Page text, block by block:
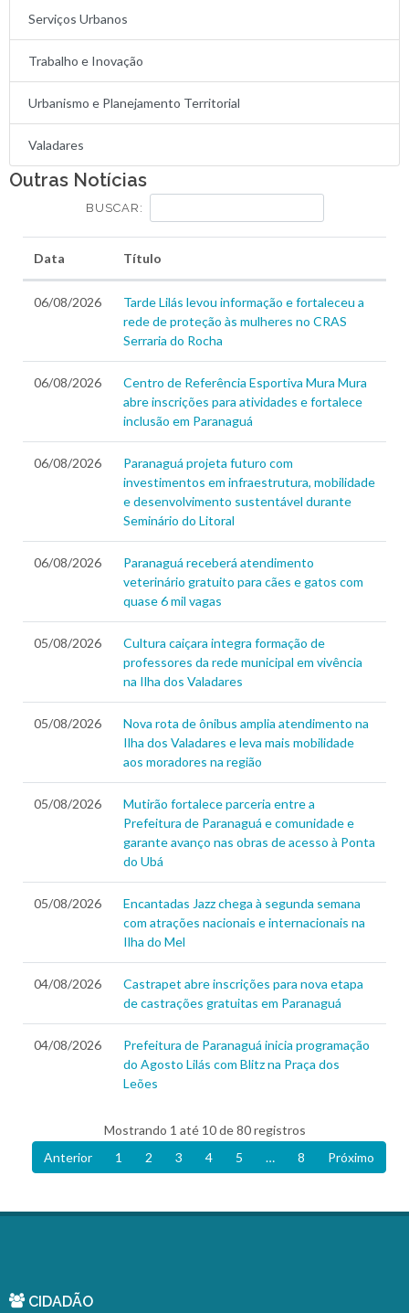
Serviços Urbanos
Trabalho e Inovação
Urbanismo e Planejamento Territorial
Valadares
Outras Notícias
BUSCAR:
Data Título
06/08/2026
Tarde Lilás levou informação e fortaleceu a
rede de proteção às mulheres no CRAS
Serraria do Rocha
06/08/2026
Centro de Referência Esportiva Mura Mura
abre inscrições para atividades e fortalece
inclusão em Paranaguá
06/08/2026
Paranaguá projeta futuro com
investimentos em infraestrutura, mobilidade
e desenvolvimento sustentável durante
Seminário do Litoral
06/08/2026
Paranaguá receberá atendimento
veterinário gratuito para cães e gatos com
quase 6 mil vagas
05/08/2026
Cultura caiçara integra formação de
professores da rede municipal em vivência
na Ilha dos Valadares
05/08/2026
Nova rota de ônibus amplia atendimento na
Ilha dos Valadares e leva mais mobilidade
aos moradores na região
05/08/2026
Mutirão fortalece parceria entre a
Prefeitura de Paranaguá e comunidade e
garante avanço nas obras de acesso à Ponta
do Ubá
05/08/2026
Encantadas Jazz chega à segunda semana
com atrações nacionais e internacionais na
Ilha do Mel
04/08/2026
Castrapet abre inscrições para nova etapa
de castrações gratuitas em Paranaguá
04/08/2026
Prefeitura de Paranaguá inicia programação
do Agosto Lilás com Blitz na Praça dos
Leões
Mostrando 1 até 10 de 80 registros
Anterior
1 2 3 4 5 … 8 Próximo
CIDADÃO